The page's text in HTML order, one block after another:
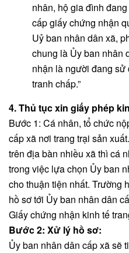
nhân, hộ gia đình
cấp giấy chứng nhận
Uỷ ban nhân dân xã,
chung là Ủy ban nhân
nhận là người đang
tranh chấp.”
4. Thủ tục xin giấy phép
Bước 1: Cá nhân, tổ chức
cấp xã nơi trang trại sản
trên địa bàn nhiều xã thì cá
trong việc lựa chọn Ủy ban
cho thuận tiện nhất. Trường
hồ sơ tới Ủy ban nhân dân
Giấy chứng nhận kinh tế
Bước 2: Xử lý hồ sơ:
Ủy ban nhân dân cấp xã sẽ